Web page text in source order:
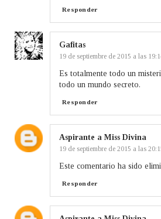
Responder
Gafitas
19 de septiembre de 2015 a las
Es totalmente todo un
todo un mundo secreto.
Responder
Aspirante a Miss Divina
19 de septiembre de 2015 a las
Este comentario ha sido
Responder